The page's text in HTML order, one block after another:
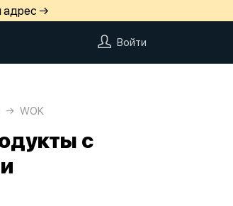
адрес →
Войти
WOK
с